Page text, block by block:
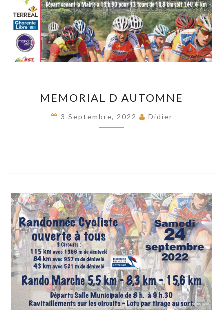
D
AUTOMNE
MEMORIAL D AUTOMNE
3 Septembre, 2022 Didier